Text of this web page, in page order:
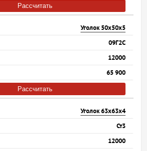
Рассчитать
Уголок 50х50х5
09Г2С
12000
65 900
Рассчитать
Уголок 63х63х4
Ст3
12000